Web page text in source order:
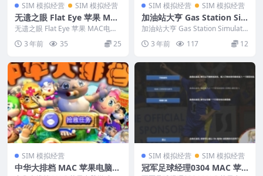
SIM 模拟经营 SIM 模拟经营
无遗之眼 Flat Eye 苹果 MAC
电脑游戏 原生中文版
无遗之眼 Flat Eye 苹果 MAC电脑
3 年前 35 25
SIM 模拟经营 SIM 模拟经营
加油站大亨 Gas Station Si
mulator MAC苹果电脑游戏
原生中文版 支持12 13 14
加油站大亨 Gas Station Simulato
3 年前 117 12
SIM 模拟经营
中华大排档 MAC 苹果电脑游
SIM 模拟经营 SIM 模拟经营
冠军足球经理0304 MAC 苹